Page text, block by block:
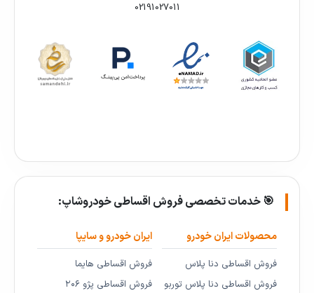
02191027011
🎯 خدمات تخصصی فروش اقساطی خودروشاپ:
محصولات ایران خودرو
فروش اقساطی دنا پلاس
فروش اقساطی دنا پلاس توربو
ایران خودرو و سایپا
فروش اقساطی هایما
فروش اقساطی پژو ۲۰۶